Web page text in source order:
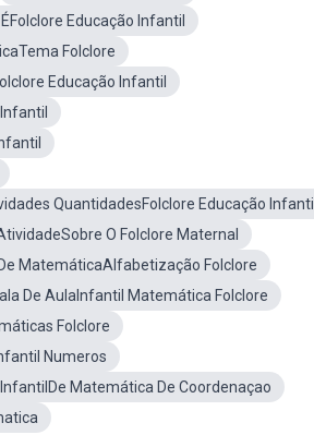
Educação Infantil
Folclore
Educação Infantil
QuantidadesFolclore Educação Infantil
O Folclore Maternal
MatemáticaAlfabetização Folclore
De AulaInfantil Matemática Folclore
Folclore
Numeros
Matemática De Coordenaçao